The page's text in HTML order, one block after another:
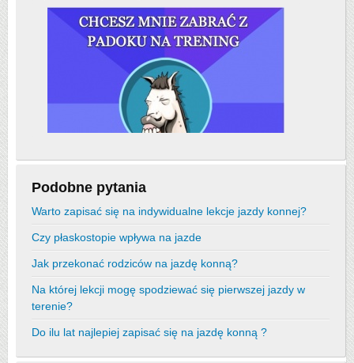
Podobne pytania
Warto zapisać się na indywidualne lekcje jazdy konnej?
Czy płaskostopie wpływa na jazde
Jak przekonać rodziców na jazdę konną?
Na której lekcji mogę spodziewać się pierwszej jazdy w
terenie?
Do ilu lat najlepiej zapisać się na jazdę konną ?